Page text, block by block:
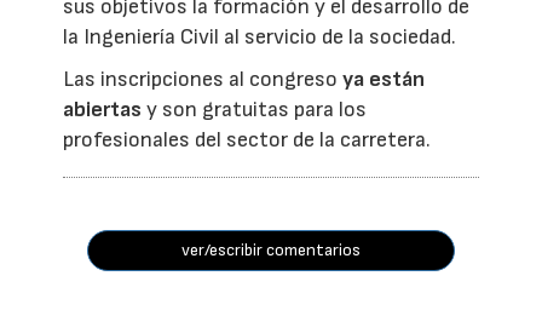
sus objetivos la formación y el desarrollo de
la Ingeniería Civil al servicio de la sociedad.
Las inscripciones al congresoya están
abiertas y son gratuitas para los
profesionales del sector de la carretera.
ver/escribir comentarios